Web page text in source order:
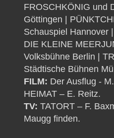
FROSCHKÖNIG und
Göttingen |
Schauspiel Hannover
DIE KLEINE
Volksbühne Berlin |
Städtische Bühnen
FILM: Der Ausflug -
HEIMAT – E. Reitz.
TV: TATORT – F.
Maugg finden.